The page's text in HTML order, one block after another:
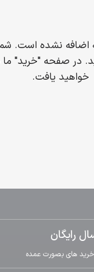
نشده است.
در صفحه "خرید"
خواهید یافت.
رایگان
های بصورت عمده